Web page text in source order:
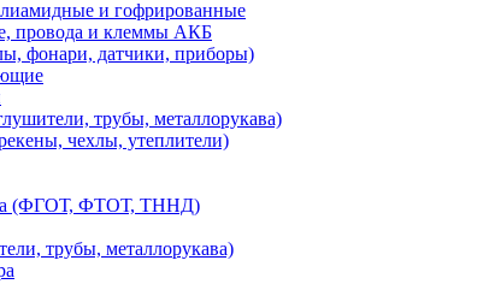
и гофрированные
провода и клеммы АКБ
фонари, датчики, приборы)
трубы, металлорукава)
чехлы, утеплители)
(ФГОТ, ФТОТ, ТННД)
трубы, металлорукава)